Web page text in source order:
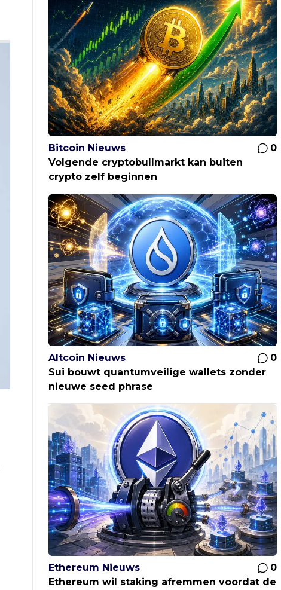
Bitcoin Nieuws
0
Volgende cryptobullmarkt kan buiten
crypto zelf beginnen
Altcoin Nieuws
0
Sui bouwt quantumveilige wallets zonder
nieuwe seed phrase
Ethereum Nieuws
0
Ethereum wil staking afremmen voordat de